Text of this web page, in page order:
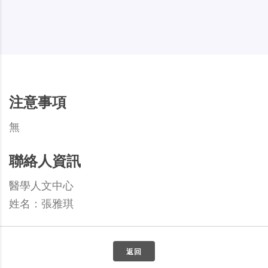
注意事項
無
聯絡人資訊
醫學人文中心
姓名：張雅琪
返回